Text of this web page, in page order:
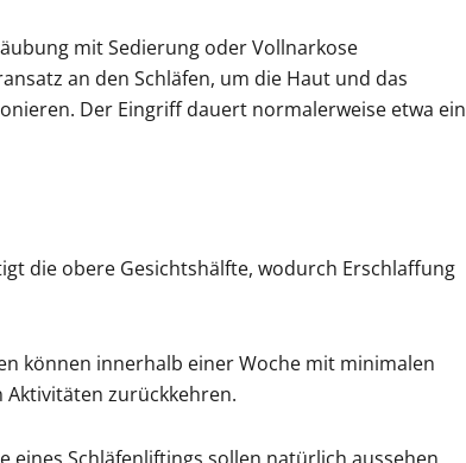
mit Sedierung oder Vollnarkose
an den Schläfen, um die Haut und das
Der Eingriff dauert normalerweise etwa ein
die obere Gesichtshälfte, wodurch Erschlaffung
können innerhalb einer Woche mit minimalen
zurückkehren.